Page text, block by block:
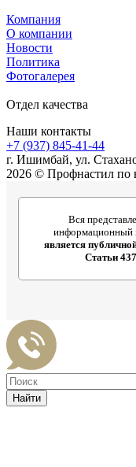
Компания
О компании
Новости
Политика
Фотогалерея
Отдел качества
Наши контакты
+7 (937) 845-41-44
г. Ишимбай, ул.
2026 © Профнастил
Вся
информационный
является
Статьи
Найти